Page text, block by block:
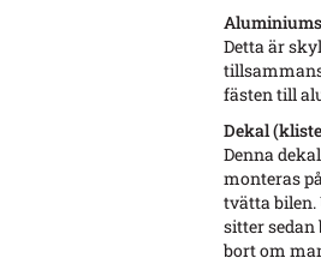
Detta är
fästen till
Dekal
Denna
monteras
tvätta bilen.
sitter sedan
bort om